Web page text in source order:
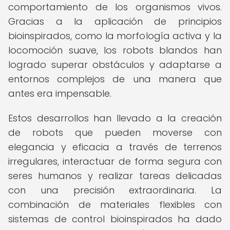
comportamiento de los organismos vivos.
Gracias a la aplicación de principios
bioinspirados, como la morfología activa y la
locomoción suave, los robots blandos han
logrado superar obstáculos y adaptarse a
entornos complejos de una manera que
antes era impensable.
Estos desarrollos han llevado a la creación
de robots que pueden moverse con
elegancia y eficacia a través de terrenos
irregulares, interactuar de forma segura con
seres humanos y realizar tareas delicadas
con una precisión extraordinaria. La
combinación de materiales flexibles con
sistemas de control bioinspirados ha dado